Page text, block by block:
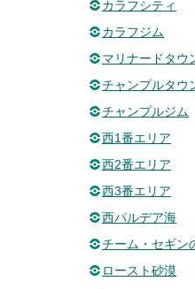
カラフシティ
カラフジム
マリナードタウ
チャンプルタウ
チャンプルジム
西1番エリア
西2番エリア
西3番エリア
西パルデア海
チーム・セギン
ロースト砂漠